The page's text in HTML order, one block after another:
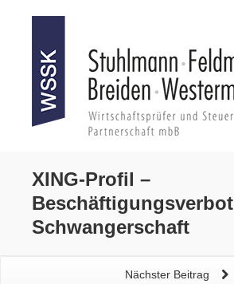
XING-Profil –
Schwangerschaft
Nächster Beitrag